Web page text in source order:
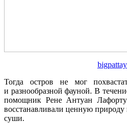
Тогда остров не мог
и разнообразной фауной. В
помощник Рене Антуан
восстанавливали ценную
суши.